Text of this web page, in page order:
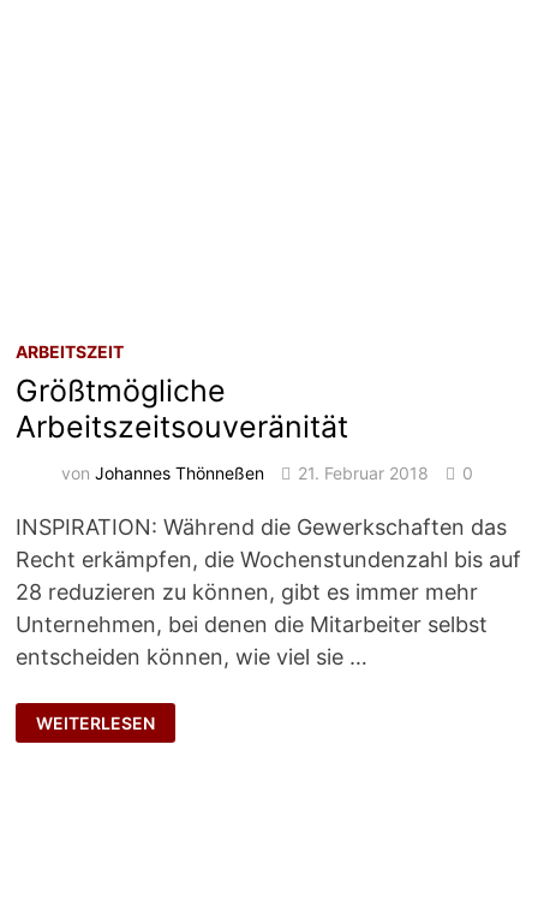
ARBEITSZEIT
Größtmögliche
Arbeitszeitsouveränität
vonJohannes Thönneßen 21. Februar 2018 0
INSPIRATION: Während die Gewerkschaften das
Recht erkämpfen, die Wochenstundenzahl bis auf
28 reduzieren zu können, gibt es immer mehr
Unternehmen, bei denen die Mitarbeiter selbst
entscheiden können, wie viel sie …
GRÖSSTMÖGLICHE A
RBEITSZEITSOUVERÄNITÄT
WEITERLESEN